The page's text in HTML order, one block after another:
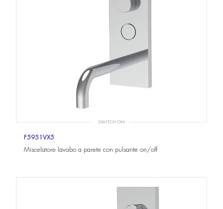
SWITCH ON
F5951VX5
Miscelatore lavabo a parete con pulsante on/off